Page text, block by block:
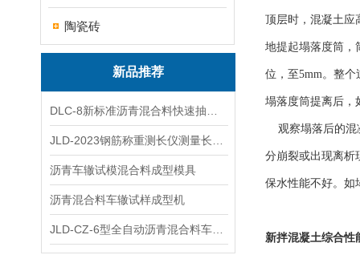
陶瓷砖
新品推荐
沥青车辙试模混合料成型模具
沥青混合料车辙试样成型机
顶层时，混凝土应
地提起塌落度筒，
位，至5mm。整个
塌落度筒提离后，
观察塌落后的混
分崩裂或出现离析
保水性能不好。如
新拌混凝土综合性